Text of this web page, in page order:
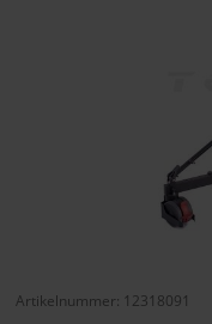
Artikelnummer: 12318091